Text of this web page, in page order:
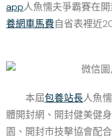
app人魚懦夫爭霸賽在
養網車馬費自省表裡近
本屆包養站長人魚
體開封網、開封健美健
園、開封市技擊協會配